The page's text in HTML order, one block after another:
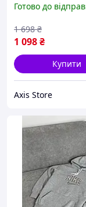
без капюшона
Готово до
1 098₴
1 698 ₴
Купити
Axis Store